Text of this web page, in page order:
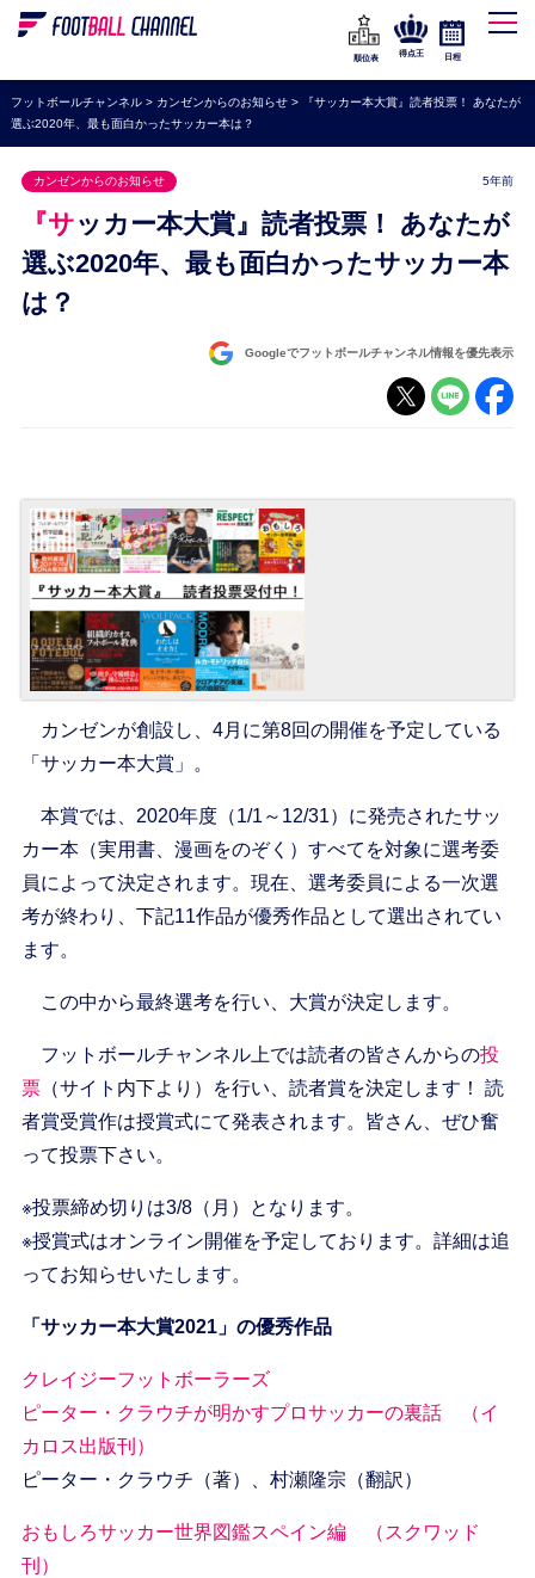
WEリーグ
海外サッカー
プレミアリーグ
ラ・リーガ
セリエA
ブンデスリーガ
ナショナルチーム
順位表
得点王 日程
フットボールチャンネル> カンゼンからのお知らせ>
『サッカー本大賞』読者投票！ あなたが
選ぶ2020年、最も面白かったサッカー本は？
カンゼンからのお知らせ 5年前
『サッカー本大賞』読者投票！ あなたが
選ぶ2020年、最も面白かったサッカー本
は？
Googleでフットボールチャンネル情報を優先表示
カンゼンが創設し、4月に第8回の開催を予定している
「サッカー本大賞」。
本賞では、2020年度（1/1～12/31）に発売されたサッ
カー本（実用書、漫画をのぞく）すべてを対象に選考委
員によって決定されます。現在、選考委員による一次選
考が終わり、下記11作品が優秀作品として選出されてい
ます。
この中から最終選考を行い、大賞が決定します。
フットボールチャンネル上では読者の皆さんからの投
票（サイト内下より）を行い、読者賞を決定します！ 読
者賞受賞作は授賞式にて発表されます。皆さん、ぜひ奮
って投票下さい。
※投票締め切りは3/8（月）となります。
※授賞式はオンライン開催を予定しております。詳細は追
ってお知らせいたします。
「サッカー本大賞2021」の優秀作品
クレイジーフットボーラーズ
ピーター・クラウチが明かすプロサッカーの裏話 （イ
カロス出版刊）
ピーター・クラウチ（著）、村瀬隆宗（翻訳）
おもしろサッカー世界図鑑スペイン編 （スクワッド
刊）